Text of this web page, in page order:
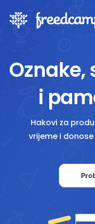
i
Hakovi za
vrijeme i